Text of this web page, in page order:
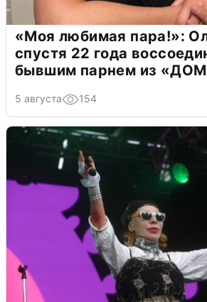
«Моя любимая пара!»:
спустя 22 года
бывшим парнем из
5 августа 154